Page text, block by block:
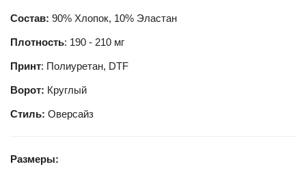
Состав: 90% Хлопок, 10% Эластан
Плотность: 190 - 210 мг
Принт: Полиуретан, DTF
Ворот: Круглый
Стиль: Оверсайз
Размеры: